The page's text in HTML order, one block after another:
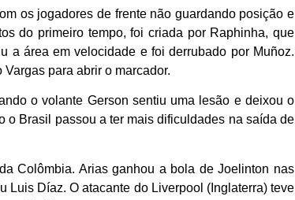
os jogadores de frente não guardando posição e
do primeiro tempo, foi criada por Raphinha, que
a área em velocidade e foi derrubado por Muñoz.
para abrir o marcador.
o volante Gerson sentiu uma lesão e deixou o
o Brasil passou a ter mais dificuldades na saída de
Colômbia. Arias ganhou a bola de Joelinton nas
Luis Díaz. O atacante do Liverpool (Inglaterra) teve